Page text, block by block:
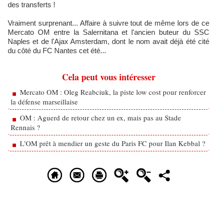
des transferts !
Vraiment surprenant... Affaire à suivre tout de même lors de ce
Mercato OM entre la Salernitana et l'ancien buteur du SSC
Naples et de l'Ajax Amsterdam, dont le nom avait déjà été cité
du côté du FC Nantes cet été...
Cela peut vous intéresser
Mercato OM : Oleg Reabciuk, la piste low cost pour renforcer
la défense marseillaise
OM : Aguerd de retour chez un ex, mais pas au Stade
Rennais ?
L'OM prêt à mendier un geste du Paris FC pour Ilan Kebbal ?